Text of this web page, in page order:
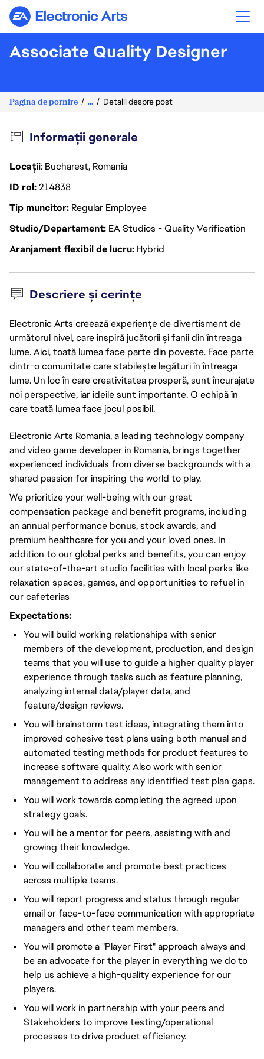
Electronic Arts
Associate Quality Designer
Pagina de pornire ... Detalii despre post
Informații generale
Locații: Bucharest, Romania
ID rol214838
Tip muncitor Regular Employee
Studio/Departament EA Studios - Quality Verification
Aranjament flexibil de lucru Hybrid
Descriere și cerințe
Electronic Arts creează experiențe de divertisment de
următorul nivel, care inspiră jucătorii și fanii din întreaga
lume. Aici, toată lumea face parte din poveste. Face parte
dintr-o comunitate care stabilește legături în întreaga
lume. Un loc în care creativitatea prosperă, sunt încurajate
noi perspective, iar ideile sunt importante. O echipă în
care toată lumea face jocul posibil.
Electronic Arts Romania, a leading technology company
and video game developer in Romania, brings together
experienced individuals from diverse backgrounds with a
shared passion for inspiring the world to play.
We prioritize your well-being with our great
compensation package and benefit programs, including
an annual performance bonus, stock awards, and
premium healthcare for you and your loved ones. In
addition to our global perks and benefits, you can enjoy
our state-of-the-art studio facilities with local perks like
relaxation spaces, games, and opportunities to refuel in
our cafeterias
Expectations:
You will build working relationships with senior
members of the development, production, and design
teams that you will use to guide a higher quality player
experience through tasks such as feature planning,
analyzing internal data/player data, and
feature/design reviews.
You will brainstorm test ideas, integrating them into
improved cohesive test plans using both manual and
automated testing methods for product features to
increase software quality. Also work with senior
management to address any identified test plan gaps.
You will work towards completing the agreed upon
strategy goals.
You will be a mentor for peers, assisting with and
growing their knowledge.
You will collaborate and promote best practices
across multiple teams.
You will report progress and status through regular
email or face-to-face communication with appropriate
managers and other team members.
You will promote a "Player First" approach always and
be an advocate for the player in everything we do to
help us achieve a high-quality experience for our
players.
You will work in partnership with your peers and
Stakeholders to improve testing/operational
processes to drive product efficiency.